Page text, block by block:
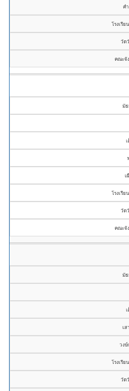
ค
โรงเรีย
วัด
คณะจั
มั
เ
โรงเรีย
วัด
คณะจั
มั
เ
วง
โรงเรีย
วัด